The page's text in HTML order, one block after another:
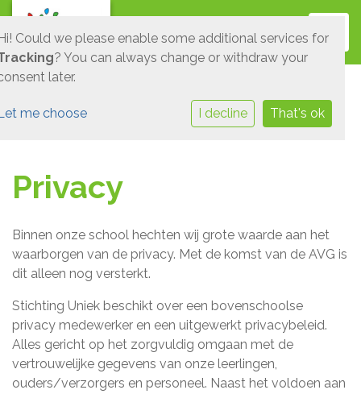
Privacy
Binnen onze school hechten wij grote waarde aan het
waarborgen van de privacy. Met de komst van de AVG is
dit alleen nog versterkt.
Stichting Uniek beschikt over een bovenschoolse
privacy medewerker en een uitgewerkt privacybeleid.
Alles gericht op het zorgvuldig omgaan met de
vertrouwelijke gegevens van onze leerlingen,
ouders/verzorgers en personeel. Naast het voldoen aan
Could we please enable some additional services for
? You can always change or withdraw your
later.
me choose I decline That's ok